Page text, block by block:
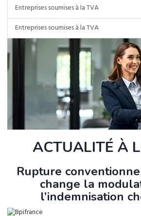
Entreprises soumises à la TVA
Entreprises soumises à la TVA
ACTUALITÉ À
Rupture
change la
l’indemnisation